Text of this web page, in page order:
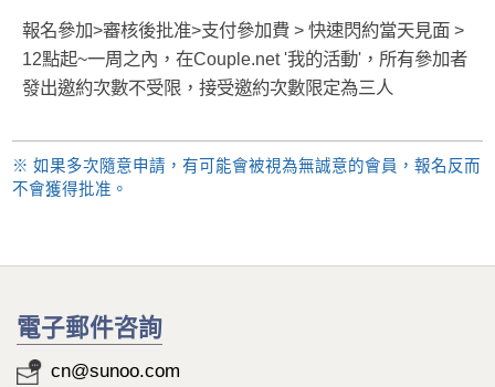
報名參加>審核後批准>支付參加費 > 快速閃約當天見面 >
12點起~一周之內，在Couple.net '我的活動'，所有參加者
發出邀約次數不受限，接受邀約次數限定為三人
※ 如果多次隨意申請，有可能會被視為無誠意的會員，報名反而
不會獲得批准。
電子郵件咨詢
cn@sunoo.com